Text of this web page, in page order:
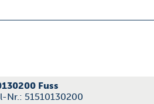
Fuss
Nr.: 51510130200